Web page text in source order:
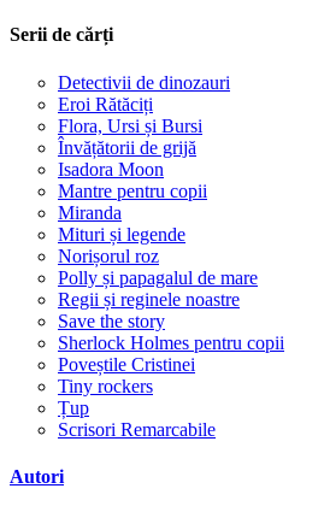
Serii de cărți
Detectivii de dinozauri
Eroi Rătăciți
Flora, Ursi și Bursi
Învățătorii de grijă
Isadora Moon
Mantre pentru copii
Miranda
Mituri și legende
Norișorul roz
Polly și papagalul de mare
Regii și reginele noastre
Save the story
Sherlock Holmes pentru copii
Poveștile Cristinei
Tiny rockers
Țup
Scrisori Remarcabile
Autori